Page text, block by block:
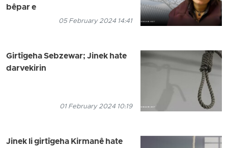
bêpar e
05 February 2024 14:41
Girtîgeha Sebzewar; Jinek hate
darvekirin
01 February 2024 10:19
Jinek li girtîgeha Kirmanê hate